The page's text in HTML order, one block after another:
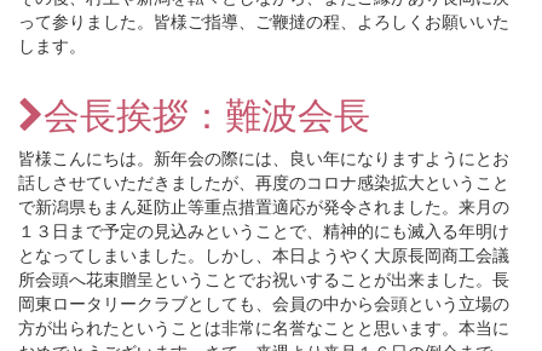
って参りました。皆様ご指導、ご鞭撻の程、よろしくお願いいた
します。
会長挨拶：難波会長
皆様こんにちは。新年会の際には、良い年になりますようにとお
話しさせていただきましたが、再度のコロナ感染拡大ということ
で新潟県もまん延防止等重点措置適応が発令されました。来月の
１３日まで予定の見込みということで、精神的にも滅入る年明け
となってしまいました。しかし、本日ようやく大原長岡商工会議
所会頭へ花束贈呈ということでお祝いすることが出来ました。長
岡東ロータリークラブとしても、会員の中から会頭という立場の
方が出られたということは非常に名誉なことと思います。本当に